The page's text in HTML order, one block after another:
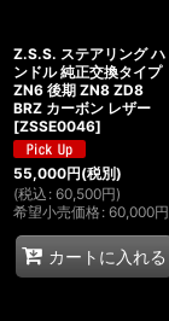
Z.S.S. ステアリング ハ
ンドル 純正交換タイプ
ZN6 後期 ZN8 ZD8
BRZ カーボン レザー
[ZSSE0046]
55,000円(税別)
(税込 : 60,500円)
希望小売価格 : 60,000円
カートに入れる